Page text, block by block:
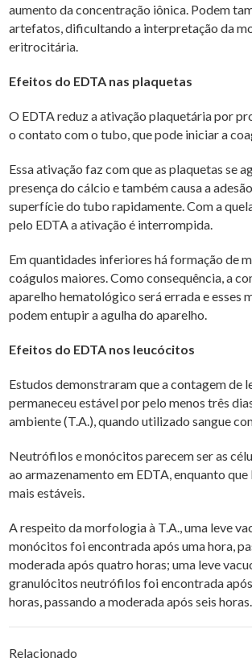
aumento da concentração iônica. Podem
artefatos, dificultando a interpretação da
eritrocitária.
Efeitos do EDTA nas plaquetas
O EDTA reduz a ativação plaquetária por
o contato com o tubo, que pode iniciar a
Essa ativação faz com que as plaquetas se
presença do cálcio e também causa a
superfície do tubo rapidamente. Com a
pelo EDTA a ativação é interrompida.
Em quantidades inferiores há formação de
coágulos maiores. Como consequência, a
aparelho hematológico será errada e esses
podem entupir a agulha do aparelho.
Efeitos do EDTA nos leucócitos
Estudos demonstraram que a contagem de
permaneceu estável por pelo menos três
ambiente (T.A.), quando utilizado sangue
Neutrófilos e monócitos parecem ser as
ao armazenamento em EDTA, enquanto
mais estáveis.
A respeito da morfologia à T.A., uma leve
monócitos foi encontrada após uma hora,
moderada após quatro horas; uma leve
granulócitos neutrófilos foi encontrada
horas, passando a moderada após seis horas.
Relacionado